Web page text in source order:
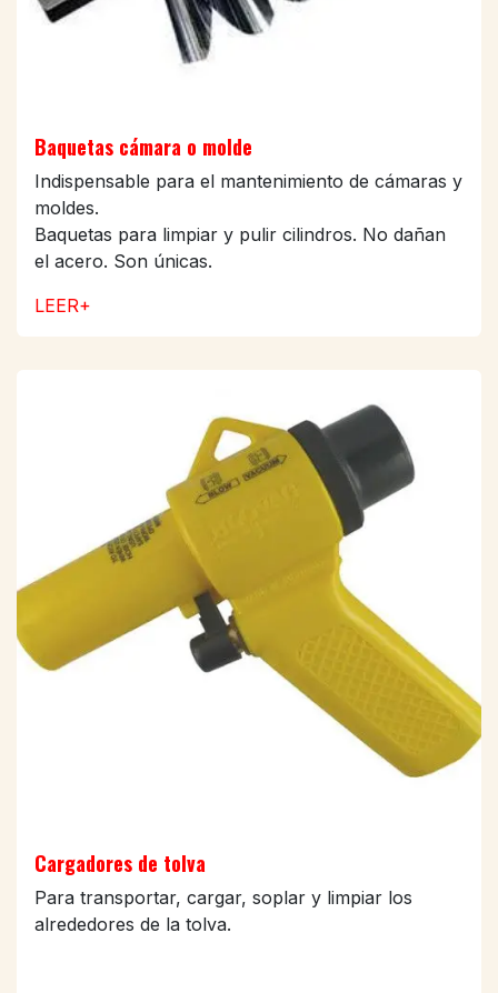
Baquetas cámara o molde
Indispensable para el mantenimiento de cámaras y
moldes.
Baquetas para limpiar y pulir cilindros. No dañan
el acero. Son únicas.
LEER+
Cargadores de tolva
Para transportar, cargar, soplar y limpiar los
alrededores de la tolva.